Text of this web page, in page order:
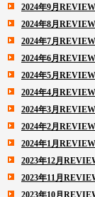
2024年9月REVIEW
2024年8月REVIEW
2024年7月REVIEW
2024年6月REVIEW
2024年5月REVIEW
2024年4月REVIEW
2024年3月REVIEW
2024年2月REVIEW
2024年1月REVIEW
2023年12月
2023年11月
2023年10月